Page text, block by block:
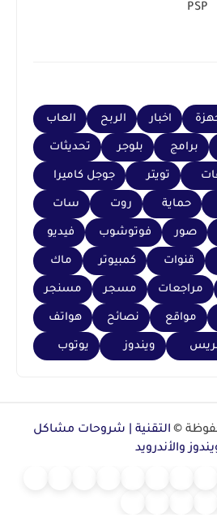
PSP
اخبار الربح العاب
برامج بلوجر تحديثات
تويتر جوجل كاميرا
حماية روت سات
صور فوتوشوب فيديو
قنوات كمبيوتر ماك
مراجعات مسجر مسنجر
مواقع نصائح هواتف
ويندوز يوتوب
© التقنية | شروحات مشاكل
والأندرويد